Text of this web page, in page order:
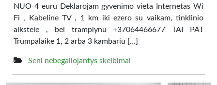
NUO 4 euru Deklarojam gyvenimo vieta Internetas Wi
Fi , Kabeline TV , 1 km iki ezero su vaikam, tinklinio
aikstele , bei tramplynu +37064466677 TAI PAT
Trumpalaike 1, 2 arba 3 kambariu […]
Seni nebegaliojantys skelbimai